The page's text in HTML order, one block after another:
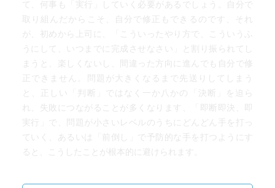
て、何事も「実行」していく必要があるでしょう。自分で
取り組んだからこそ、自分で修正もできるのです、それ
が、初めから上司に、「こういったやり方で、こういうふ
うにして、いつまでに完成させなさい」と割り振られてし
まうと、楽しくないし、間違った方向に進んでも自分で修
正できません。問題が大きくなるまで先送りしてしまう
と、正しい「判断」ではなく一か八かの「決断」を迫ら
れ、失敗につながることが多くなります、「即断即決、即
実行」で、問題が小さいレベルのうちにどんどん手を打っ
ていく、あるいは「前倒し」で予防的な手を打つようにす
ると、こうしたことが根本的に避けられます。